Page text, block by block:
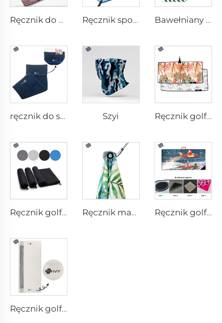
Ręcznik do matki do jogi Ręcznik sportowy z mikrofibry Bawełniany ręcznik plażowy
ręcznik do siłowni z kieszenią Szyi Ręcznik golfowy z drukiem
Ręcznik golfowy z mikrofibry Ręcznik magnetyczny do golfa Ręcznik golfowy z pędzlem
Ręcznik golfowy